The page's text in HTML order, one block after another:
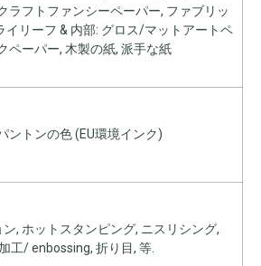
ラフトファンシーペーパー, ファブリッ
イリーフ & 内部: グロス/マットアートペ
ペーパー, 木製の紙, 派手な紙
ントンの色 (EU環境インク)
, ホットスタンピング, ニスリシング,
工/ enbossing, 折り目, 等.